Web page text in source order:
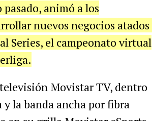
pasado, animó alos
nuevos negocios atados
Series, el campeonatovirtual
.
televisión MovistarTV, dentro
ylabanda anchaporfibra